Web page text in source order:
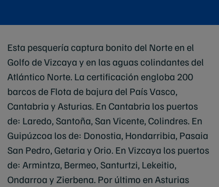
Esta pesquería captura bonito del Norte en el
Golfo de Vizcaya y en las aguas colindantes del
Atlántico Norte. La certificación engloba 200
barcos de Flota de bajura del País Vasco,
Cantabria y Asturias. En Cantabria los puertos
de: Laredo, Santoña, San Vicente, Colindres. En
Guipúzcoa los de: Donostia, Hondarribia, Pasaia
San Pedro, Getaria y Orio. En Vizcaya los puertos
de: Armintza, Bermeo, Santurtzi, Lekeitio,
Ondarroa y Zierbena. Por último en Asturias